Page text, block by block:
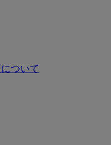
ついて